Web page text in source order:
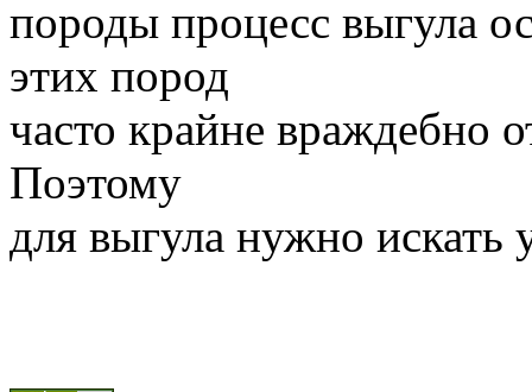
породы процесс выгула
этих пород
часто крайне враждебно
Поэтому
для выгула нужно искать